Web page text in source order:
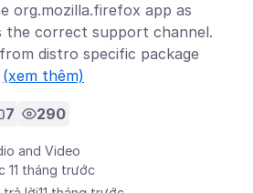
org.mozilla.firefox app as
the correct support channel.
distro specific package
(xem thêm)
7 290
and Video
11 tháng trước